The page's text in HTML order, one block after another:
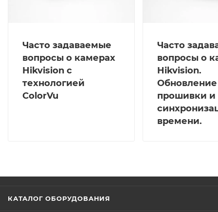
Часто задаваемые
вопросы о камерах
Hikvision с
технологией
ColorVu
Часто
вопросы о
Hikvision.
Обновление
прошивки и
времени.
КАТАЛОГ ОБОРУДОВАНИЯ